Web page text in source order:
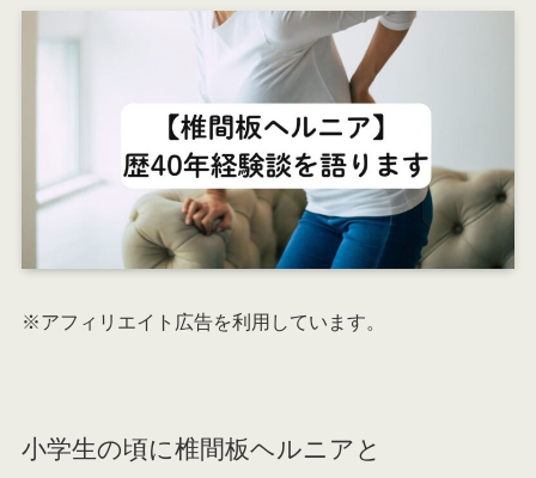
※アフィリエイト広告を利用しています。
小学生の頃に椎間板ヘルニアと